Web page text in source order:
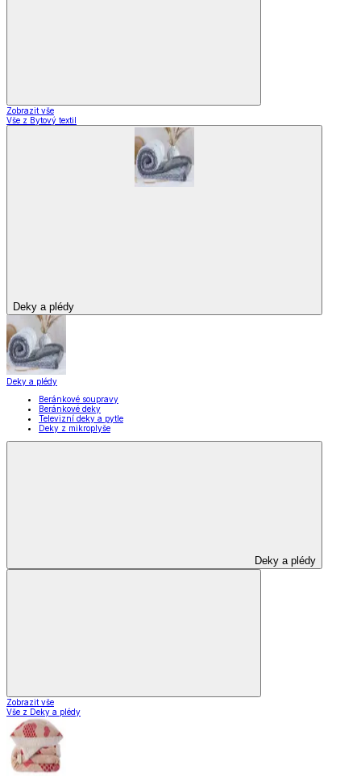
Zobrazit vše
Vše z Bytový textil
Deky a plédy
Deky a plédy
Beránkové soupravy
Beránkové deky
Televizní deky a pytle
Deky z mikroplyše
Deky a plédy
Zobrazit vše
Vše z Deky a plédy